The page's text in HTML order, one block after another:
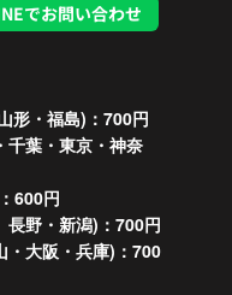
でお問い合わせ
形・福島)：700円
千葉・東京・神奈
600円
野・新潟)：700円
・大阪・兵庫)：700